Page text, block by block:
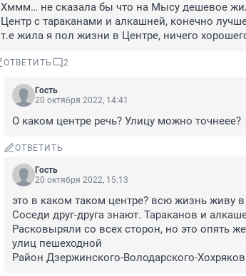
Хммм… не сказала бы что на Мысу дешевое
Центр с тараканами и алкашней, конечно
т.е жила я пол жизни в Центре, ничего
ОТВЕТИТЬ 2
Гость
20 октября 2022, 14:41
О каком центре речь? Улицу можно точнеее?
ОТВЕТИТЬ
Гость
20 октября 2022, 15:13
это в каком таком центре? всю жизнь живу в
Соседи друг-друга знают. Тараканов и
Расковыряли со всех сторон, но это опять
улиц пешеходной
Район Дзержинского-Володарского-